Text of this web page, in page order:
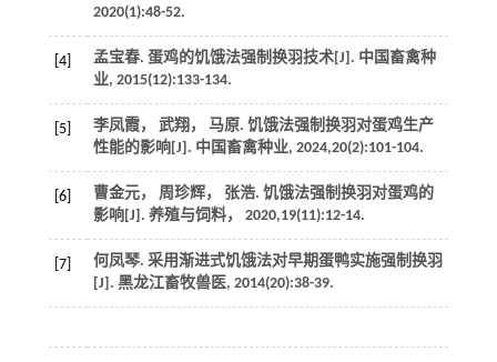
2020(1):48-52.
[4] 孟宝春. 蛋鸡的饥饿法强制换羽技术[J]. 中国畜禽种
业, 2015(12):133-134.
[5]
李凤霞， 武翔， 马原. 饥饿法强制换羽对蛋鸡生产
性能的影响[J]. 中国畜禽种业, 2024,20(2):101-104.
[6]
曹金元， 周珍辉， 张浩. 饥饿法强制换羽对蛋鸡的
影响[J]. 养殖与饲料， 2020,19(11):12-14.
[7]
何凤琴. 采用渐进式饥饿法对早期蛋鸭实施强制换羽
[J]. 黑龙江畜牧兽医, 2014(20):38-39.